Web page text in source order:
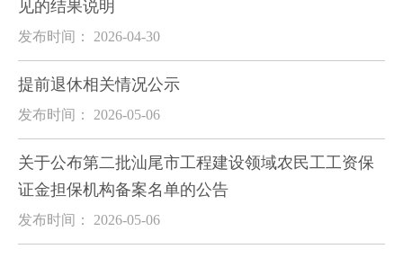
见的结果说明
发布时间： 2026-04-30
提前退休相关情况公示
发布时间： 2026-05-06
关于公布第二批汕尾市工程建设领域农民工工资保
证金担保机构备案名单的公告
发布时间： 2026-05-06